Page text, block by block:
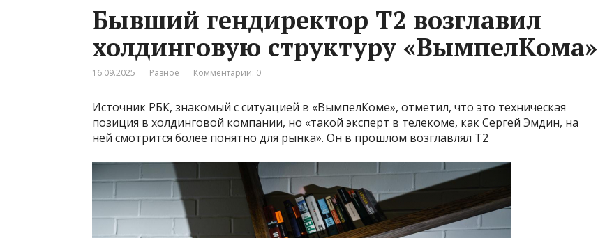
Бывший гендиректор T2 возглавил
холдинговую структуру «ВымпелКома»
16.09.2025 Разное Комментарии: 0
Источник РБК, знакомый с ситуацией в «ВымпелКоме», отметил, что это техническая
позиция в холдинговой компании, но «такой эксперт в телекоме, как Сергей Эмдин, на
ней смотрится более понятно для рынка». Он в прошлом возглавлял Т2